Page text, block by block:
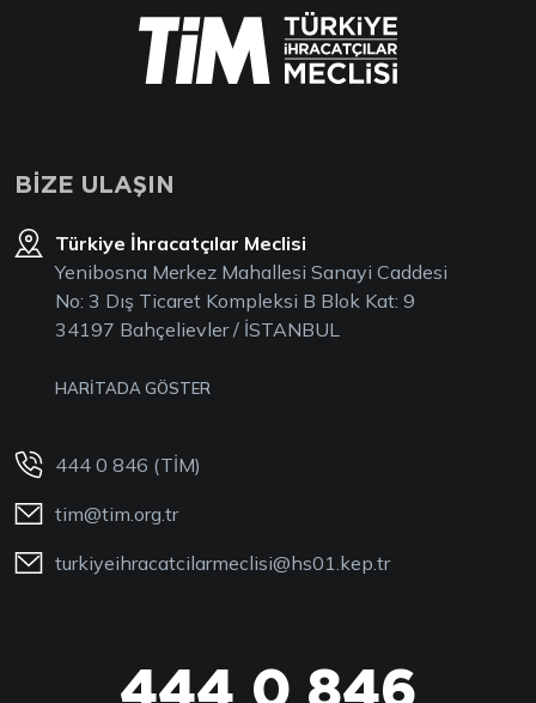
BİZE ULAŞIN
Türkiye İhracatçılar Meclisi
Yenibosna Merkez Mahallesi Sanayi Caddesi
No: 3 Dış Ticaret Kompleksi B Blok Kat: 9
34197 Bahçelievler / İSTANBUL
HARİTADA GÖSTER
444 0 846 (TİM)
tim@tim.org.tr
turkiyeihracatcilarmeclisi@hs01.kep.tr
444 0 846
444 0 TİM